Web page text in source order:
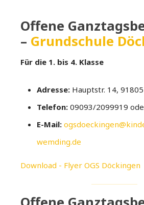
Offene
– Grundschule
Für die 1. bis 4. Klasse
Adresse: Hauptstr. 14,
Telefon: 09093/2099919
E-Mail:
wemding.de
Download - Flyer OGS Döckingen